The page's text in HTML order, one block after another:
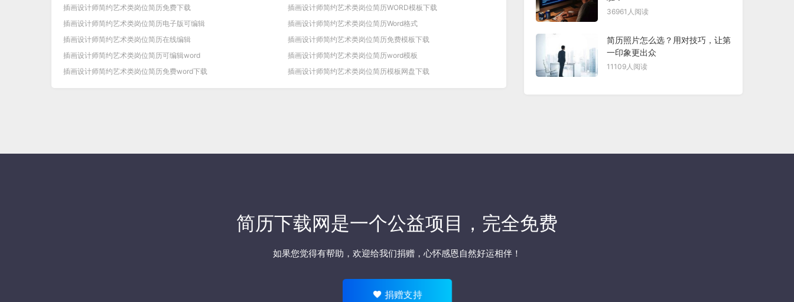
插画设计师简约艺术类岗位简历免费下载
插画设计师简约艺术类岗位简历WORD模板下载
插画设计师简约艺术类岗位简历电子版可编辑
插画设计师简约艺术类岗位简历Word格式
插画设计师简约艺术类岗位简历在线编辑
插画设计师简约艺术类岗位简历免费模板下载
插画设计师简约艺术类岗位简历可编辑word
插画设计师简约艺术类岗位简历word模板
插画设计师简约艺术类岗位简历免费word下载
插画设计师简约艺术类岗位简历模板网盘下载
36961人阅读
简历照片怎么选？用对技巧，让第
一印象更出众
11109人阅读
简历下载网是一个公益项目，完全免费
如果您觉得有帮助，欢迎给我们捐赠 ，心怀感恩自然好运相伴！
捐赠支持